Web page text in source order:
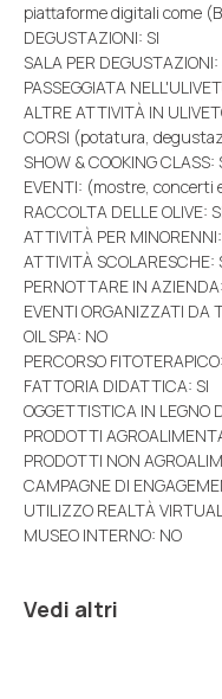
piattaforme digitali come
DEGUSTAZIONI: SI
SALA PER
PASSEGGIATA
ALTRE ATTIVITÀ IN
CORSI (potatura,
SHOW & COOKING CLASS:
EVENTI: (mostre, concerti
RACCOLTA DELLE OLIVE: SI
ATTIVITÀ PER
ATTIVITÀ SCOLARESCHE:
PERNOTTARE IN
EVENTI ORGANIZZATI DA
OIL SPA: NO
PERCORSO
FATTORIA DIDATTICA: SI
OGGETTISTICA IN LEGNO
PRODOTTI
PRODOTTI NON
CAMPAGNE DI
UTILIZZO REALTÀ
MUSEO INTERNO: NO
Vedi altri